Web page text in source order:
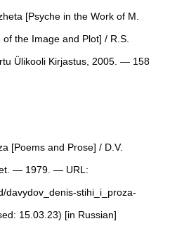
[Psyche in the Work of M.
of the Image and Plot] / R.S.
Ülikooli Kirjastus, 2005. — 158
[Poems and Prose] / D.V.
. — 1979. — URL:
davydov_denis-stihi_i_proza-
15.03.23) [in Russian]